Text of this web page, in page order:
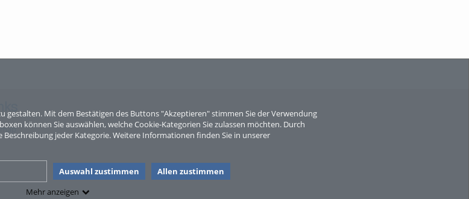
gestalten. Mit dem Bestätigen des Buttons "Akzeptieren" stimmen Sie der Verwendung
können Sie auswählen, welche Cookie-Kategorien Sie zulassen möchten. Durch
jeder Kategorie. Weitere Informationen finden Sie in unserer
Auswahl zustimmen
Allen zustimmen
Mehr anzeigen
Sperber